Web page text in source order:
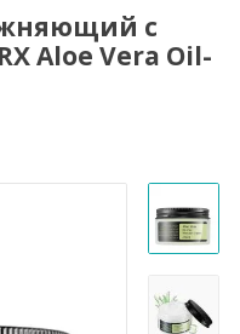
с
Aloe Vera Oil-